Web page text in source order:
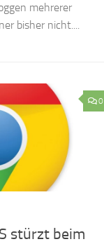
mehrerer
bisher nicht....
0
stürzt beim